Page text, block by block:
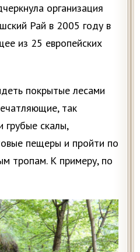
организация
Рай в 2005 году в
из 25 европейских
покрытые лесами
так
грубые скалы,
пещеры и пройти по
тропам. К примеру, по